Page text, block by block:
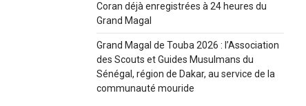
Coran déjà enregistrées à 24 heures du
Grand Magal
Grand Magal de Touba 2026 : l’Association
des Scouts et Guides Musulmans du
Sénégal, région de Dakar, au service de la
communauté mouride